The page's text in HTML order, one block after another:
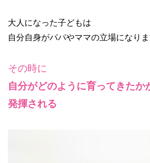
大人になった子どもは
自分自身がパパやママの立場になり
その時に
自分がどのように育ってきたか
発揮される